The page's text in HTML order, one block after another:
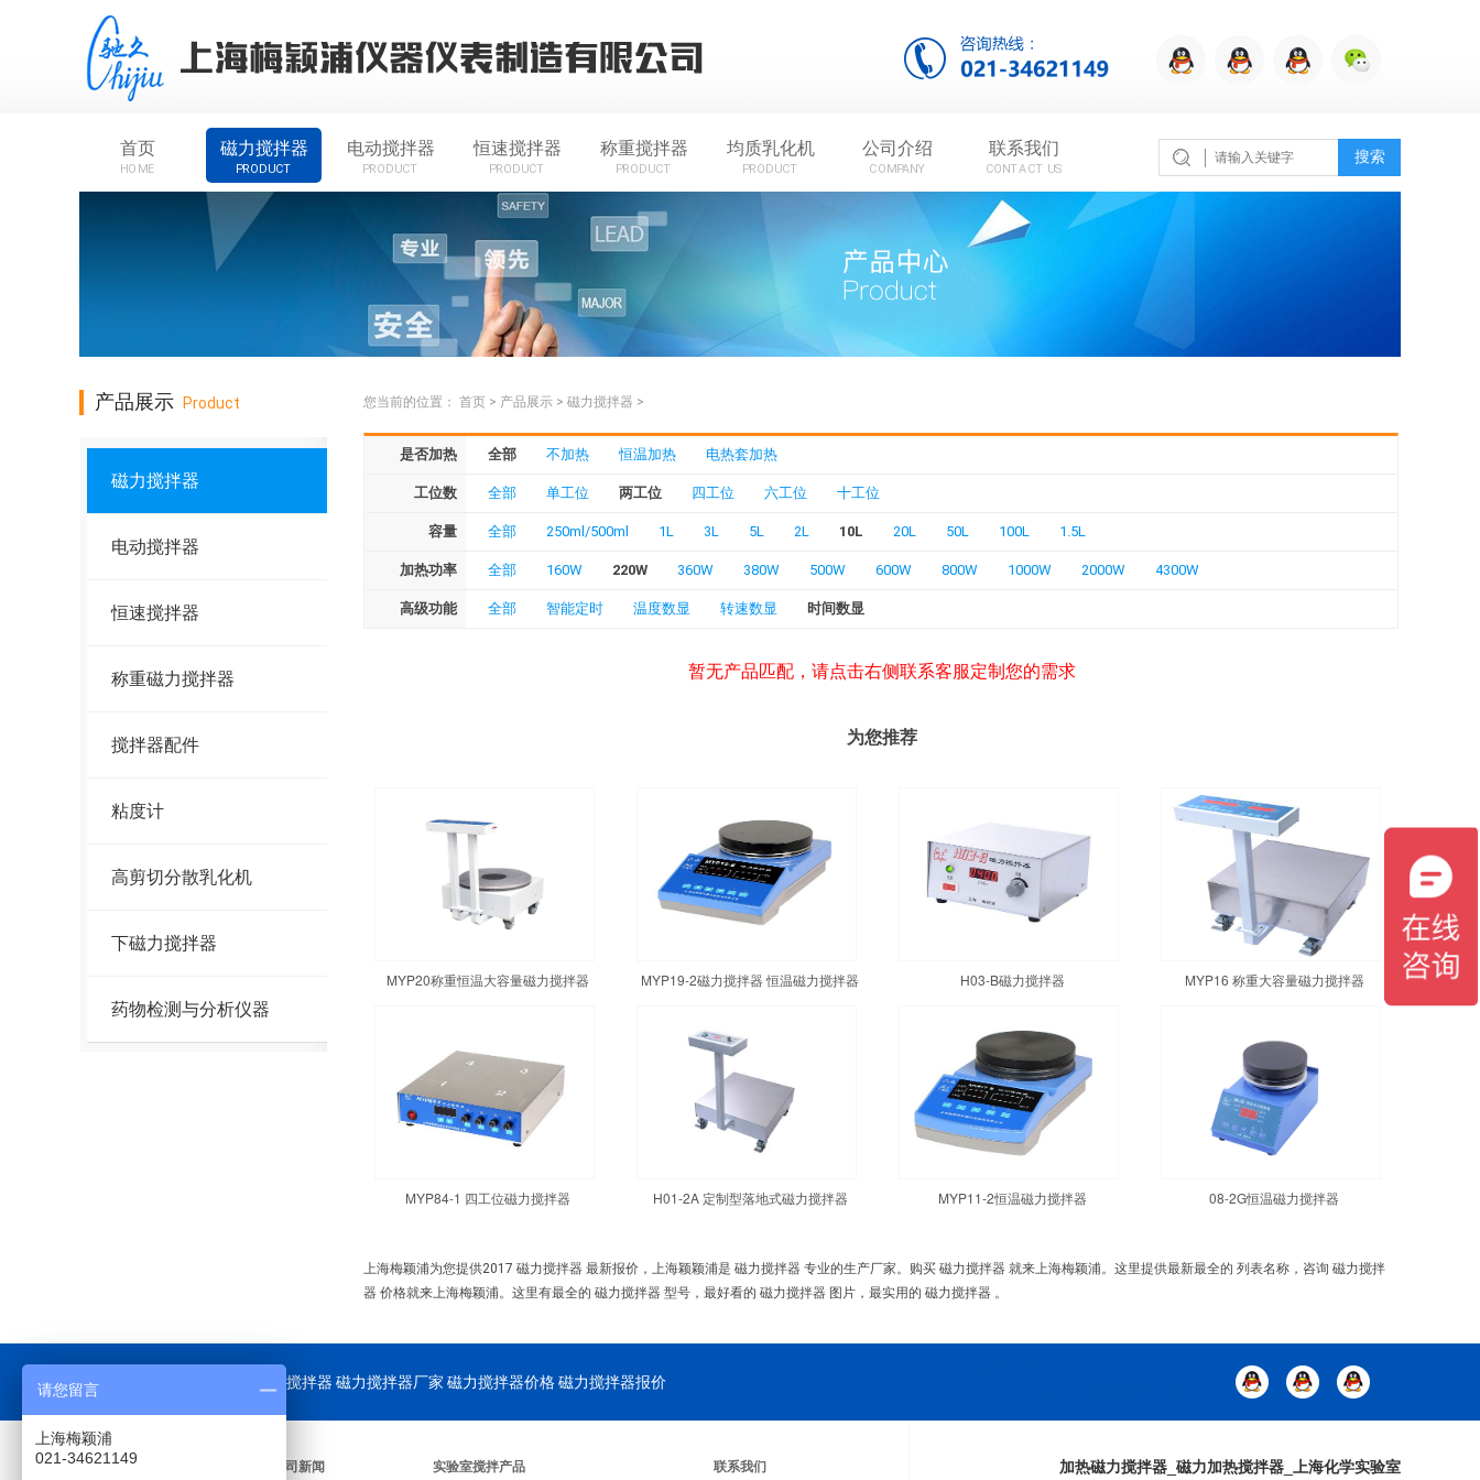
首页
HOME
磁力搅拌器
PRODUCT
电动搅拌器
PRODUCT
恒速搅拌器
PRODUCT
称重搅拌器
PRODUCT
均质乳化机
PRODUCT
公司介绍
COMPANY
联系我们
CONTACT US
搜索
产品展示 Product
磁力搅拌器
电动搅拌器
恒速搅拌器
称重磁力搅拌器
搅拌器配件
粘度计
高剪切分散乳化机
下磁力搅拌器
药物检测与分析仪器
您当前的位置： 首页 > 产品展示 > 磁力搅拌器 >
是否加热 全部 不加热 恒温加热 电热套加热
工位数 全部 单工位 两工位 四工位 六工位 十工位
容量 全部 250ml/500ml 1L 3L 5L 2L 10L 20L 50L 100L 1.5L
加热功率 全部 160W 220W 360W 380W 500W 600W 800W 1000W 2000W 4300W
高级功能 全部 智能定时 温度数显 转速数显 时间数显
暂无产品匹配，请点击右侧联系客服定制您的需求
为您推荐
MYP20称重恒温大容量磁力搅拌器 MYP19-2磁力搅拌器 恒温磁力搅拌器 H03-B磁力搅拌器 MYP16 称重大容量磁力搅拌器
MYP84-1 四工位磁力搅拌器 H01-2A 定制型落地式磁力搅拌器 MYP11-2恒温磁力搅拌器 08-2G恒温磁力搅拌器
上海梅颖浦为您提供2017 磁力搅拌器 最新报价，上海颖颖浦是 磁力搅拌器 专业的生产厂家。购买 磁力搅拌器 就来上海梅颖浦。这里提供最新最全的 列表名称，咨询 磁力搅拌
器 价格就来上海梅颖浦。这里有最全的 磁力搅拌器 型号，最好看的 磁力搅拌器 图片，最实用的 磁力搅拌器 。
公司重点供应： 磁力搅拌器 磁力搅拌器厂家 磁力搅拌器价格 磁力搅拌器报价
关于我们 公司新闻 实验室搅拌产品 联系我们 加热磁力搅拌器_磁力加热搅拌器_上海化学实验室
请您留言
上海梅颖浦
021-34621149